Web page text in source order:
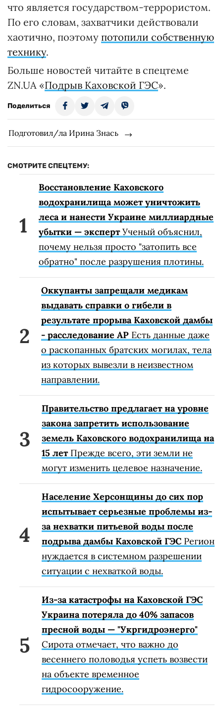
что является государством-террористом.
По его словам, захватчики действовали
хаотично, поэтому потопили собственную
технику.
Больше новостей читайте в спецтеме
ZN.UA «Подрыв Каховской ГЭС».
Поделиться
Подготовил/ла Ирина Знась
СМОТРИТЕ СПЕЦТЕМУ:
Восстановление Каховского
водохранилища может уничтожить
леса и нанести Украине миллиардные
убытки — экспертУченый объяснил,
почему нельзя просто "затопить все
обратно" после разрушения плотины.
Оккупанты запрещали медикам
выдавать справки о гибели в
результате прорыва Каховской дамбы
- расследование АР Есть данные даже
о раскопанных братских могилах, тела
из которых вывезли в неизвестном
направлении.
Правительство предлагает на уровне
закона запретить использование
земель Каховского водохранилища на
15 летПрежде всего, эти земли не
могут изменить целевое назначение.
Население Херсонщины до сих пор
испытывает серьезные проблемы из-
за нехватки питьевой воды после
подрыва дамбы Каховской ГЭС Регион
нуждается в системном разрешении
ситуации с нехваткой воды.
Из-за катастрофы на Каховской ГЭС
Украина потеряла до 40% запасов
пресной воды — "Укргидроэнерго"
Сирота отмечает, что важно до
весеннего половодья успеть возвести
на объекте временное
гидросооружение.